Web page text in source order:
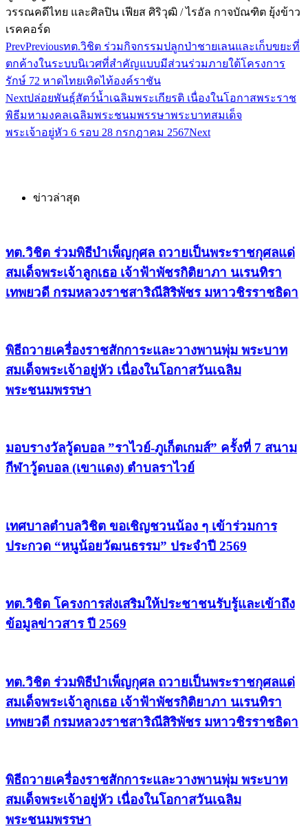
วรรณคดีไทย และศิลปิน เฟียส ศิริวุฒิ / ไรอัล กาจบัณฑิต ยุ้งข้าว
เรคคอร์ด
PrevPreviousทต.วิชิต ร่วมกิจกรรมปลูกป่าชายเลนและเก็บขยะที่
ตกค้างในระบบนิเวศที่สำคัญแบบมีส่วนร่วมภายใต้โครงการ
รักษ์ 72 หาดไทยเทิดไท้องค์ราชัน
Nextปล่อยพันธุ์สัตว์น้ำเฉลิมพระเกียรติ เนื่องในโอกาสพระราช
พิธีมหามงคลเฉลิมพระชนมพรรษาพระบาทสมเด็จ
พระเจ้าอยู่หัว 6 รอบ 28 กรกฎาคม 2567Next
ข่าวล่าสุด
ทต.วิชิต ร่วมพิธีบำเพ็ญกุศล ถวายเป็นพระราชกุศลแด่
สมเด็จพระเจ้าลูกเธอ เจ้าฟ้าพัชรกิติยาภา นเรนทิรา
เทพยวดี กรมหลวงราชสาริณีสิริพัชร มหาวชิรราชธิดา
พิธีถวายเครื่องราชสักการะและวางพานพุ่ม พระบาท
สมเด็จพระเจ้าอยู่หัว เนื่องในโอกาสวันเฉลิม
พระชนมพรรษา
มอบรางวัลวู้ดบอล ”ราไวย์-ภูเก็ตเกมส์” ครั้งที่ 7 สนาม
กีฬาวู้ดบอล (เขาแดง) ตำบลราไวย์
เทศบาลตำบลวิชิต ขอเชิญชวนน้อง ๆ เข้าร่วมการ
ประกวด “หนูน้อยวัฒนธรรม” ประจำปี 2569
ทต.วิชิต โครงการส่งเสริมให้ประชาชนรับรู้และเข้าถึง
ข้อมูลข่าวสาร ปี 2569
ทต.วิชิต ร่วมพิธีบำเพ็ญกุศล ถวายเป็นพระราชกุศลแด่
สมเด็จพระเจ้าลูกเธอ เจ้าฟ้าพัชรกิติยาภา นเรนทิรา
เทพยวดี กรมหลวงราชสาริณีสิริพัชร มหาวชิรราชธิดา
พิธีถวายเครื่องราชสักการะและวางพานพุ่ม พระบาท
สมเด็จพระเจ้าอยู่หัว เนื่องในโอกาสวันเฉลิม
พระชนมพรรษา